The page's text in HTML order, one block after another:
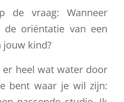
de vraag: Wanneer
oriëntatie van een
jouw kind?
er heel wat water door
bent waar je wil zijn: